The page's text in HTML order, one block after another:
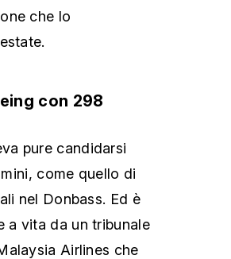
che lo
con 298
pure candidarsi
come quello di
nel Donbass. Ed è
a vita da un tribunale
Airlines che